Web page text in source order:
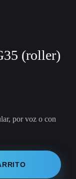
(roller)
por voz o con